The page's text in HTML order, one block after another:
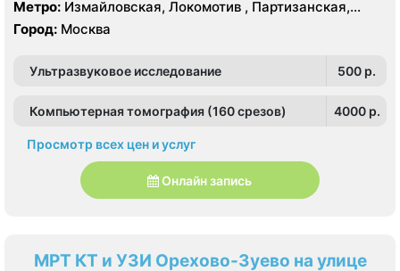
Метро: Измайловская, Локомотив , Партизанская,
Преображенская площадь, Черкизовская
Город: Москва
Ультразвуковое исследование 500 p.
Компьютерная томография (160 срезов) 4000 p.
Просмотр всех цен и услуг
Онлайн запись
МРТ КТ и УЗИ Орехово-Зуево на улице